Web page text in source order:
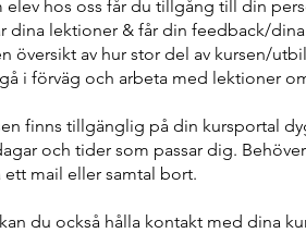
elev hos oss får du tillgång till din
dina lektioner & får din feedback/
översikt av hur stor del av kursen/
i förväg och arbeta med lektioner
finns tillgänglig på din kursportal
och tider som passar dig.
ett mail eller samtal bort.
du också hålla kontakt med dina